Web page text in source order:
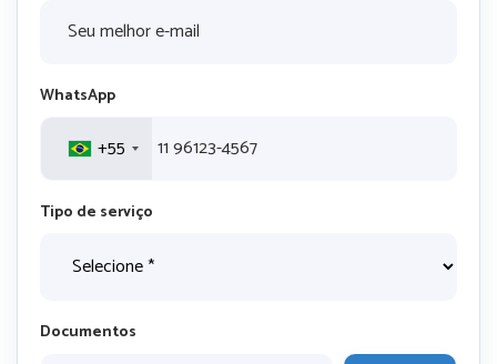
WhatsApp
+55
Tipo de serviço
Documentos